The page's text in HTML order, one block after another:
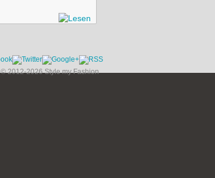
© 2012-2026 Style my Fashion